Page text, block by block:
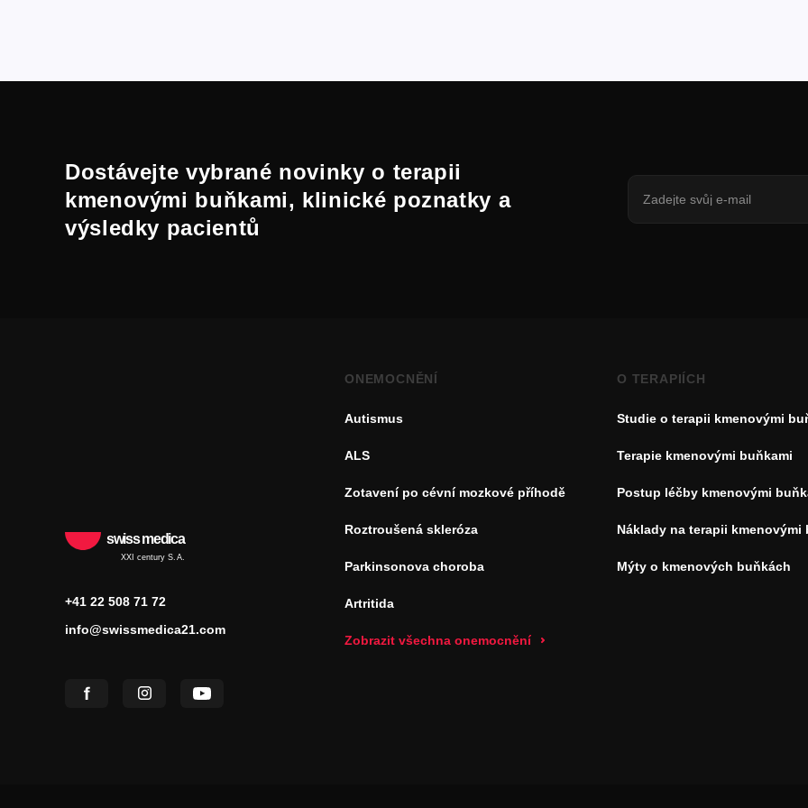
Dostávejte vybrané novinky o terapii
kmenovými buňkami, klinické poznatky a
výsledky pacientů
swiss medica
XXI century S.A.
+41 22 508 71 72
info@swissmedica21.com
ONEMOCNĚNÍ
Autismus
ALS
Zotavení po cévní mozkové příhodě
Roztroušená skleróza
Parkinsonova choroba
Artritida
Zobrazit všechna onemocnění
O TERAPIÍCH
Studie o terapii kmenovými
Terapie kmenovými buňkami
Postup léčby kmenovými
Náklady na terapii kmenovými
Mýty o kmenových buňkách